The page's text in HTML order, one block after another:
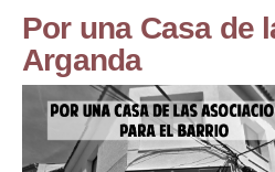
Por una Casa de
Arganda